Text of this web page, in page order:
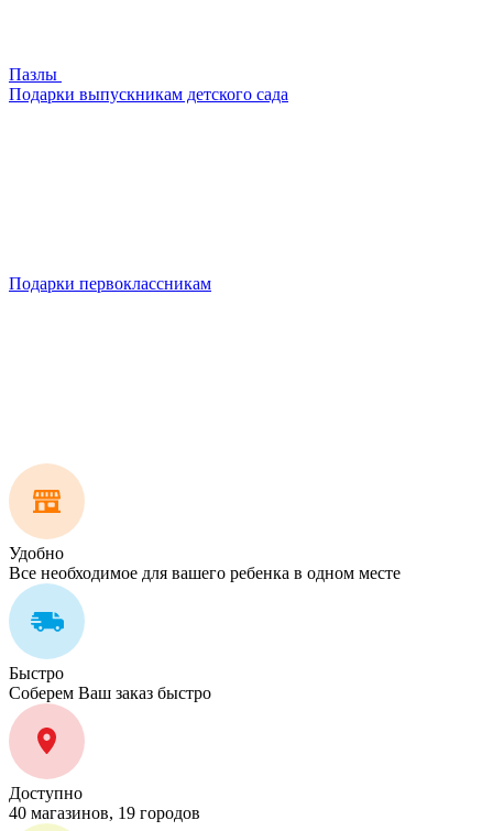
Пазлы
Подарки выпускникам детского сада
Подарки первоклассникам
Удобно
Все необходимое для вашего ребенка в одном месте
Быстро
Соберем Ваш заказ быстро
Доступно
40 магазинов, 19 городов